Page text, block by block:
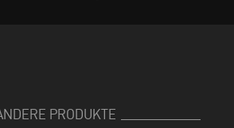
PRODUKTE